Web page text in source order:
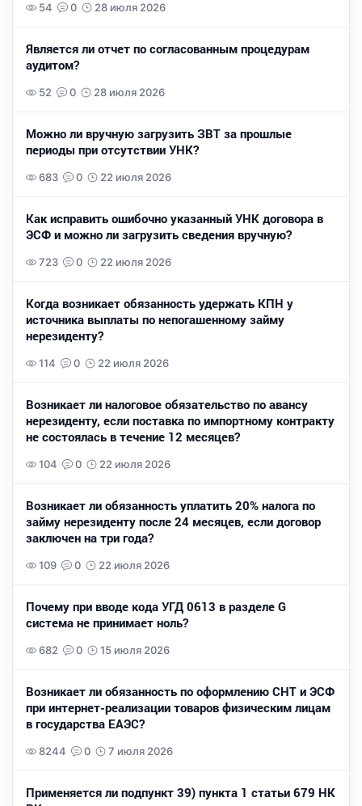
54 0 28 июля 2026
Является ли отчет по согласованным процедурам
аудитом?
52 0 28 июля 2026
Можно ли вручную загрузить ЗВТ за прошлые
периоды при отсутствии УНК?
683 0 22 июля 2026
Как исправить ошибочно указанный УНК договора в
ЭСФ и можно ли загрузить сведения вручную?
723 0 22 июля 2026
Когда возникает обязанность удержать КПН у
источника выплаты по непогашенному займу
нерезиденту?
114 0 22 июля 2026
Возникает ли налоговое обязательство по авансу
нерезиденту, если поставка по импортному контракту
не состоялась в течение 12 месяцев?
104 0 22 июля 2026
Возникает ли обязанность уплатить 20% налога по
займу нерезиденту после 24 месяцев, если договор
заключен на три года?
109 0 22 июля 2026
Почему при вводе кода УГД 0613 в разделе G
система не принимает ноль?
682 0 15 июля 2026
Возникает ли обязанность по оформлению СНТ и ЭСФ
при интернет-реализации товаров физическим лицам
в государства ЕАЭС?
8244 0 7 июля 2026
Применяется ли подпункт 39) пункта 1 статьи 679 НК